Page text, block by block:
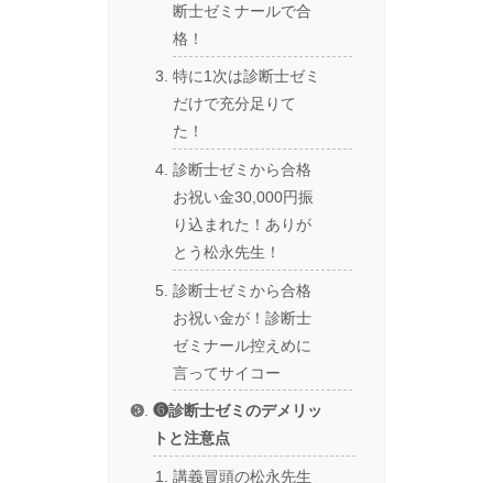
断士ゼミナールで合
格！
特に1次は診断士ゼミ
だけで充分足りて
た！
診断士ゼミから合格
お祝い金30,000円振
り込まれた！ありが
とう松永先生！
診断士ゼミから合格
お祝い金が！診断士
ゼミナール控えめに
言ってサイコー
❻診断士ゼミのデメリッ
トと注意点
講義冒頭の松永先生